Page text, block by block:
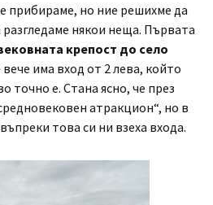
прибираме, но ние решихме да
разгледаме някои неща. Първата
крепост до село
има вход от 2 лева, който
точно е. Стана ясно, че през
атракцион“, но в
това си ни взеха входа.